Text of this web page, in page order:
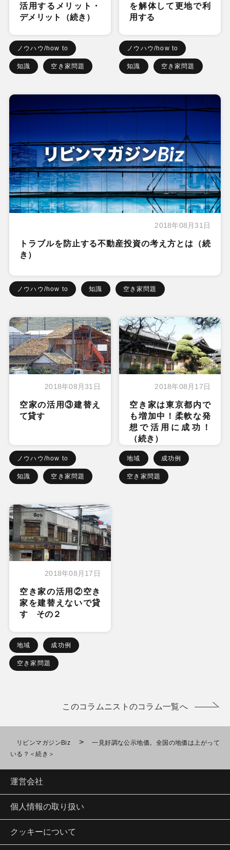
活用するメリット・
デメリット（続き）
ノウハウ/how to
知識 空き家問題
を解体して更地で利
用する
ノウハウ/how to
知識 空き家問題
2018年08月31日
トラブルを防止する不動産投資の考え方とは（続
き）
ノウハウ/how to 知識 空き家問題
2018年08月31日
空家の活用③建替え
て貸す
ノウハウ/how to
知識 空き家問題
2018年08月17日
空き家は東京都内で
も増加中！柔軟な発
想で活用に成功！
（続き）
地域 成功例
空き家問題
2018年08月17日
空き家の活用②空き
家を建替えないで貸
す その２
地域 成功例
空き家問題
このコラムニストのコラム一覧へ
リビンマガジンBiz >
一見好調な公示地価。全国の地価は上がって
いる？＜続き＞
運営会社
個人情報の取り扱い
クッキーについて